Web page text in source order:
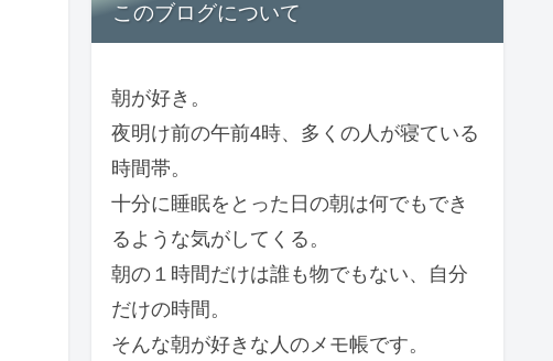
このブログについて
朝が好き。
夜明け前の午前4時、多くの人が寝ている
時間帯。
十分に睡眠をとった日の朝は何でもでき
るような気がしてくる。
朝の１時間だけは誰も物でもない、自分
だけの時間。
そんな朝が好きな人のメモ帳です。